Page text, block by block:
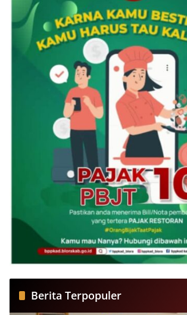
Berita Terpopuler